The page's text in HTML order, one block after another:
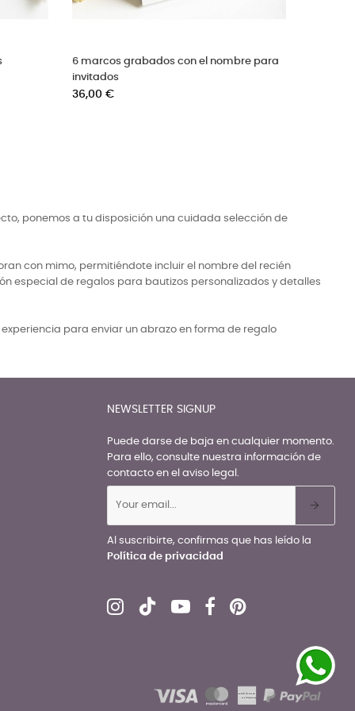
6 sets de chocolatinas personalizadas
Precio
32,00 €
ponemos a tu disposición una cuidada selección de
con mimo, permitiéndote incluir el nombre del recién
especial de regalos para bautizos personalizados y detalles
para enviar un abrazo en forma de regalo
NEWSLETTER SIGNUP
Puede darse de baja en cualquier momento.
Para ello, consulte nuestra información de
contacto en el aviso legal.
Al suscribirte, confirmas que has leído la
Política de privacidad